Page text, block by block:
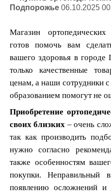
Подпорожье 06.10.2025
Магазин
готов помочь вам
вашего здоровья в городе
только качественные
ценам, а наши сотрудники
образованием помогут не
Приобретение
своих близких – очень
так как производить
нужно согласно
также особенностям
покупки. Неправильный
появлению осложнений и